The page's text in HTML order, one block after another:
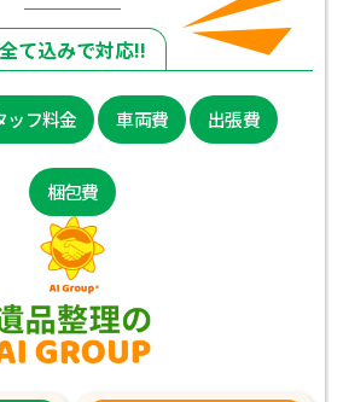
全て込みで対応!!
ッフ料金 車両費 出張費
梱包費